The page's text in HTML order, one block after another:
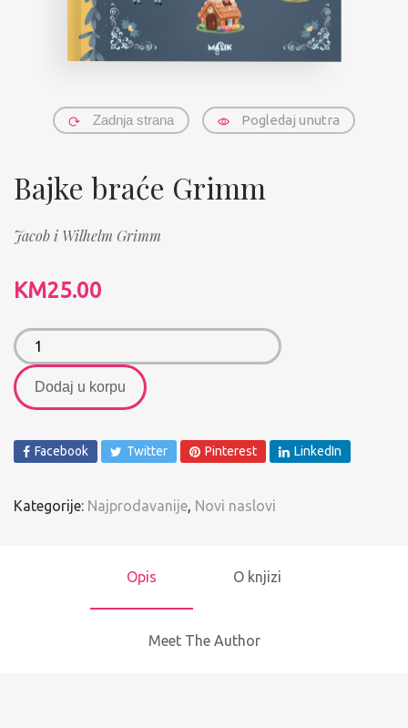
Zadnja strana Pogledaj unutra
Bajke braće Grimm
Jacob i Wilhelm Grimm
KM25.00
Dodaj u korpu
Facebook Twitter Pinterest LinkedIn
Kategorije: Najprodavanije, Novi naslovi
Opis O knjizi
Meet The Author